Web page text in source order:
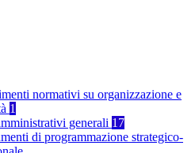
normativi su organizzazione e
1
generali 17
di programmazione strategico-